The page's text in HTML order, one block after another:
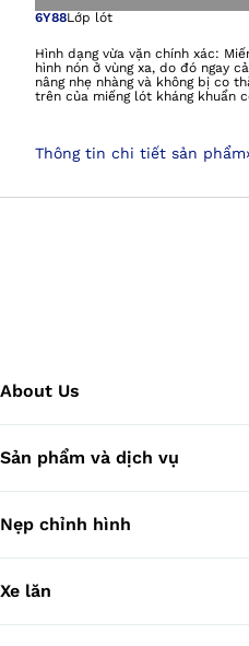
Mở
6Y88Lớp lót
Hình dạng vừa vặn chính xác:
hình nón ở vùng xa, do đó ngay
nâng nhẹ nhàng và không bị co
trên của miếng lót kháng khuẩn
tưởng cho các phần chi còn lại có
Thông tin chi tiết sản phẩm›
About Us
Sản phẩm và dịch vụ
Nẹp chỉnh hình
Xe lăn